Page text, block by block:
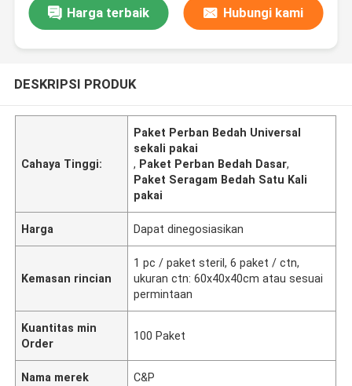
Harga terbaik Hubungi kami
DESKRIPSI PRODUK
Cahaya Tinggi:
Paket Perban Bedah Universal
sekali pakai
, Paket Perban Bedah Dasar,
Paket Seragam Bedah Satu Kali
pakai
Harga Dapat dinegosiasikan
Kemasan rincian
1 pc / paket steril, 6 paket / ctn,
ukuran ctn: 60x40x40cm atau sesuai
permintaan
Kuantitas min
Order
100 Paket
Nama merek C&P